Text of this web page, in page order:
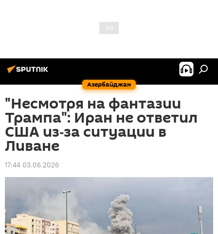
Азербайджан
"Несмотря на фантазии
Трампа": Иран не ответил
США из‑за ситуации в
Ливане
17:44 03.06.2026